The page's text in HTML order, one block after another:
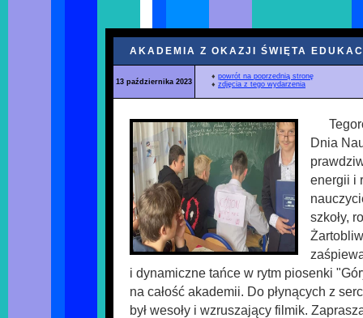
AKADEMIA Z OKAZJI ŚWIĘTA
13 października 2023
♦ powrót na poprzednią stronę
♦ zdjęcia z tego wydarzenia
Dnia
energii i
szkoły,
i dynamiczne tańce w rytm piosenki
na całość akademii. Do płynących z
był wesoły i wzruszający filmik.